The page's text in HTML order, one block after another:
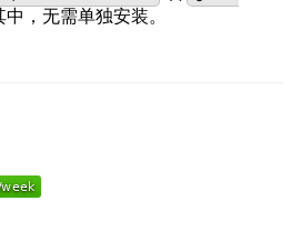
，无需单独安装。